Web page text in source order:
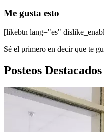
Me gusta esto
[likebtn lang="es"
Sé el primero en decir que te
Posteos Destacados